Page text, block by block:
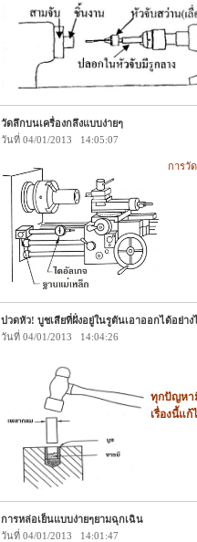
วัดลึกบนเครื่องกลึงแบบง่ายๆ
วันที่ 04/01/2013 14:05:07
การวั
ปวดหัว! บูชเสียที่ฝั่งอยู่ในรูตันเอาออกได้อย่าง
วันที่ 04/01/2013 14:04:26
ทุกปัญหา
เรื่องนี้แ
การหล่อเย็นแบบง่ายๆยามฉุกเฉิน
วันที่ 04/01/2013 14:01:47